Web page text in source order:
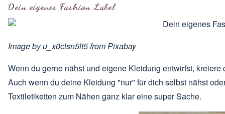
Dein eigenes Fashion Label
Image byu_x0clsn5lt5fromPixabay
Wenn du gerne nähst und eigene Kleidung entwirfst,
Auch wenn du deine Kleidung "nur" für dich selbst nähst
Textiletiketten zum Nähen ganz klar eine super Sache.